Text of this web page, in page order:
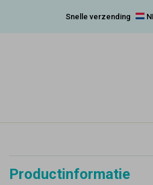
Snelle verzending
Productinformatie